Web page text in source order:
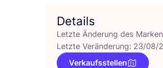
Details
Letzte Änderung des
Letzte Veränderung: 23/08/
Verkaufsstellen